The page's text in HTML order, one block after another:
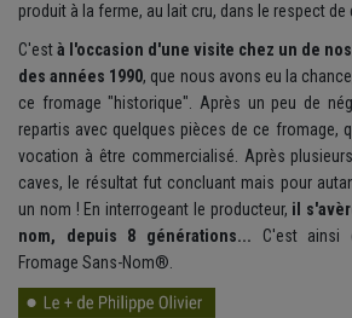
produit à la ferme, au lait cru, dans le respect
C'està l'occasion d'une visite chez un de
des années 1990, que nous avons eu la
ce fromage "historique". Après un peu de
repartis avec quelques pièces de ce fromage,
vocation à être commercialisé. Après
caves, le résultat fut concluant mais pour
un nom ! En interrogeant le producteur, il
nom, depuis 8 générations... C'est ainsi
Fromage Sans-Nom®.